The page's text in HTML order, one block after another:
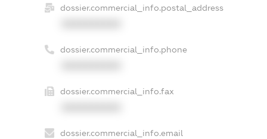
dossier.commercial_info.postal_address
dossier.commercial_info.phone
dossier.commercial_info.fax
dossier.commercial_info.email